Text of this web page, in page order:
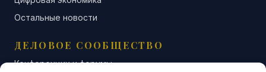
Остальные новости
ДЕЛОВОЕ СООБЩЕСТВО
Конференции и форумы